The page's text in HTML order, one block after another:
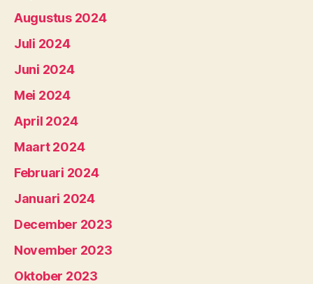
Augustus 2024
Juli 2024
Juni 2024
Mei 2024
April 2024
Maart 2024
Februari 2024
Januari 2024
December 2023
November 2023
Oktober 2023